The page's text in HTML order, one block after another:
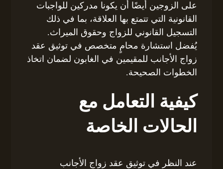
على الزوجين أيضًا أن يكونا مدركين للواجبات
القانونية التي تتمتع بها العلاقة، بما في ذلك
التسجيل القانوني للزواج وحقوق الميراث.
يُفضل استشارة محامٍ متخصص في توثيق عقد
زواج الأجانب للمقيمين في الغابون لضمان اتخاذ
الخطوات الصحيحة.
كيفية التعامل مع
الحالات الخاصة
عند النظر في توثيق عقد زواج الأجانب